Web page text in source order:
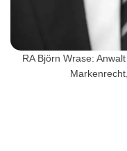
RA Björn Wrase: